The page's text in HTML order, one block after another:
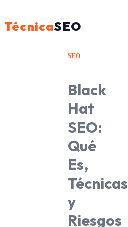
TécnicaSEO
SEO
Black
Hat
SEO:
Qué
Es,
Técnicas
y
Riesgos